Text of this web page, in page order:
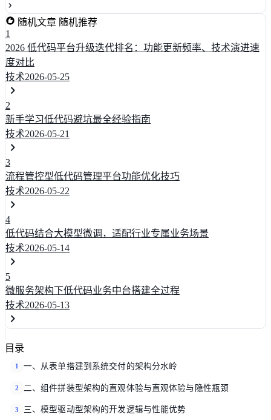
随机文章 随机推荐
1
2026 低代码平台升级迭代排名：功能更新频率、技术演进速
度对比
技术2026-05-25
2
新手学习低代码避坑最全经验指南
技术2026-05-21
3
流程管控型低代码管理平台功能优化技巧
技术2026-05-22
4
低代码结合大模型微调，适配行业专属业务场景
技术2026-05-14
5
微服务架构下低代码业务中台搭建全过程
技术2026-05-13
目录
1 一、从表单搭建到系统交付的架构分水岭
2 二、组件拼装型架构的直观体验与直观体验与隐性瓶颈
3 三、模型驱动型架构的开发逻辑与性能优势